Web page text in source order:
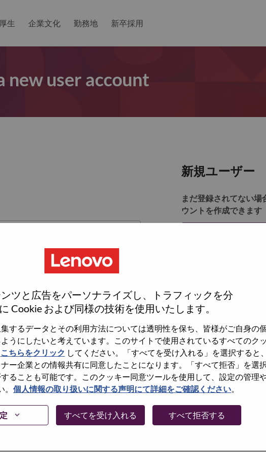
ツと広告をパーソナライズし、トラフィックを分
Cookie および同様の技術を使用いたします。
するデータとその利用方法については透明性を保ち、皆様がご自身の
うにしたいと考えています。このサイトで使用されているすべてのクッ
こちらをクリック してください。「すべてを受け入れる」を選択すると、
ー企業との情報共有に同意したことになります。「すべて拒否」を選
ることも可能です。このクッキー同意ツールを使用して、設定の管理
個人情報の取り扱いに関する声明にて詳細をご確認ください。
すべてを受け入れる すべて拒否する
生 企業文化 勤務地 新卒採用
new user account
の場合、あなたのメールアドレスは
Password?」をクリックして頂け
した場合は、エラーの詳細内容と該
サポート 担当
。またメールの件名に「Applicant
ート担当よりご連絡いたします。
新規ユーザー
まだ登録されてない場
ウントを作成できます